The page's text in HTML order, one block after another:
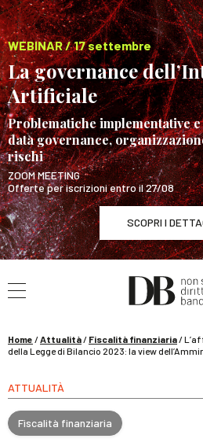
WEBINAR / 17 settembre
La governance
Artificiale
Problematiche implementative
data governance,
rischi
ZOOM MEETING
Offerte per iscrizioni entro il 27/08
SCOPRI I
WEBINAR / 17
La governance
Home /Attualità/ Fiscalità finanziaria/
della Legge di Bilancio 2023: la view
ATTUALITÀ
Fiscalità finanziaria